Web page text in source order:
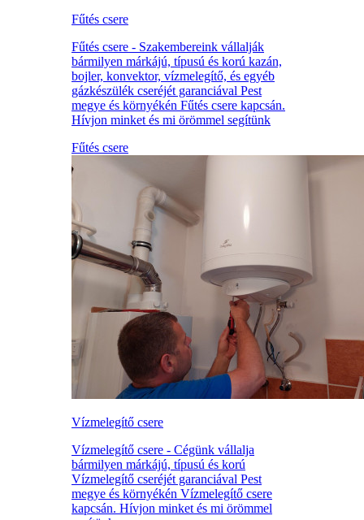
Fűtés csere
Fűtés csere - Szakembereink vállalják
bármilyen márkájú, típusú és korú kazán,
bojler, konvektor, vízmelegítő, és egyéb
gázkészülék cseréjét garanciával Pest
megye és környékén Fűtés csere kapcsán.
Hívjon minket és mi örömmel segítünk
Fűtés csere
Vízmelegítő csere
Vízmelegítő csere - Cégünk vállalja
bármilyen márkájú, típusú és korú
Vízmelegítő cseréjét garanciával Pest
megye és környékén Vízmelegítő csere
kapcsán. Hívjon minket és mi örömmel